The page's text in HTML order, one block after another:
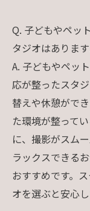
Q. 子どもやペッ
タジオはありま
A. 子どもやペッ
応が整ったスタ
替えや休憩がで
た環境が整って
に、撮影がスム
ラックスできる
おすすめです。
オを選ぶと安心